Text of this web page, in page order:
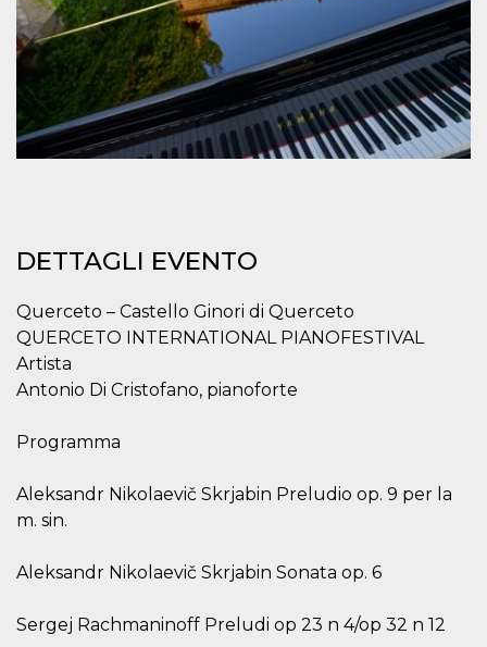
DETTAGLI EVENTO
Querceto – Castello Ginori di Querceto
QUERCETO INTERNATIONAL PIANOFESTIVAL
Artista
Antonio Di Cristofano, pianoforte
Programma
Aleksandr Nikolaevič Skrjabin Preludio op. 9 per la
m. sin.
Aleksandr Nikolaevič Skrjabin Sonata op. 6
Sergej Rachmaninoff Preludi op 23 n 4/op 32 n 12
può essere
specifico per il
sito, ma un
buon esempio è
mantenere uno
stato di accesso
per un utente
tra le pagine.
m
Stripe
m.stripe.com
1 anno 1
mese
Questo cookie
viene
sul browser per
rendere le
ricordare le
preferenze di
banner dei
Script.com
funzioni